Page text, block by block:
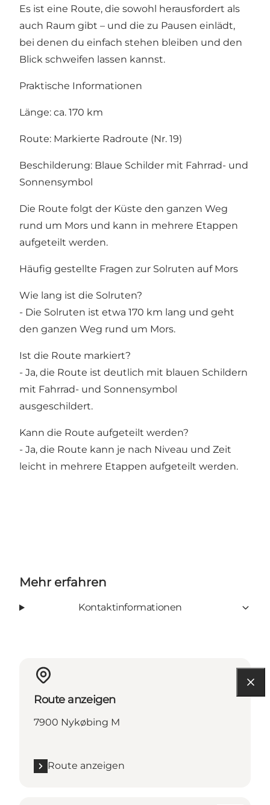
Es ist eine Route, die sowohl herausfordert als
auch Raum gibt – und die zu Pausen einlädt,
bei denen du einfach stehen bleiben und den
Blick schweifen lassen kannst.
Praktische Informationen
Länge: ca. 170 km
Route: Markierte Radroute (Nr. 19)
Beschilderung: Blaue Schilder mit Fahrrad- und
Sonnensymbol
Die Route folgt der Küste den ganzen Weg
rund um Mors und kann in mehrere Etappen
aufgeteilt werden.
Häufig gestellte Fragen zur Solruten auf Mors
Wie lang ist die Solruten?
- Die Solruten ist etwa 170 km lang und geht
den ganzen Weg rund um Mors.
Ist die Route markiert?
- Ja, die Route ist deutlich mit blauen Schildern
mit Fahrrad- und Sonnensymbol
ausgeschildert.
Kann die Route aufgeteilt werden?
- Ja, die Route kann je nach Niveau und Zeit
leicht in mehrere Etappen aufgeteilt werden.
Mehr erfahren
Kontaktinformationen
Route anzeigen
7900 Nykøbing M
Route anzeigen